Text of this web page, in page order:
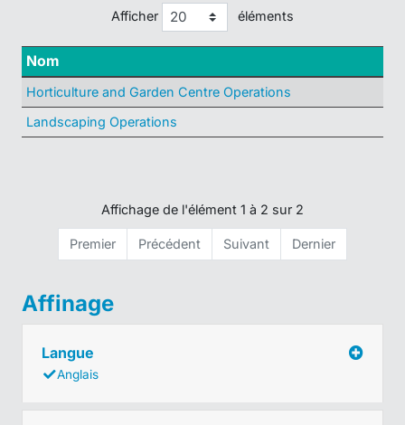
Afficher éléments
Nom
Horticulture and Garden Centre Operations
Landscaping Operations
Affichage de l'élément 1 à 2 sur 2
Premier Précédent Suivant Dernier
Affinage
Langue
Anglais